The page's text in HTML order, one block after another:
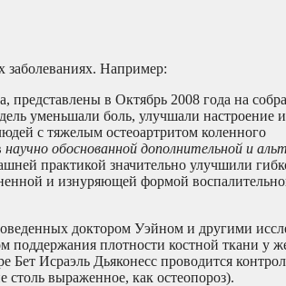
заболеваниях. Например:
представлены в Октябрь 2008 года на
уменьшали боль, улучшали настроение
с тяжелым остеоартритом коленного
научно обоснованной дополнительной и
практикой значительно улучшили
и изнуряющей формой
доктором Уэйном и другими
поддержания плотности костной ткани у
Исраэль Дьяконесс проводится
выраженное, как остеопороз).